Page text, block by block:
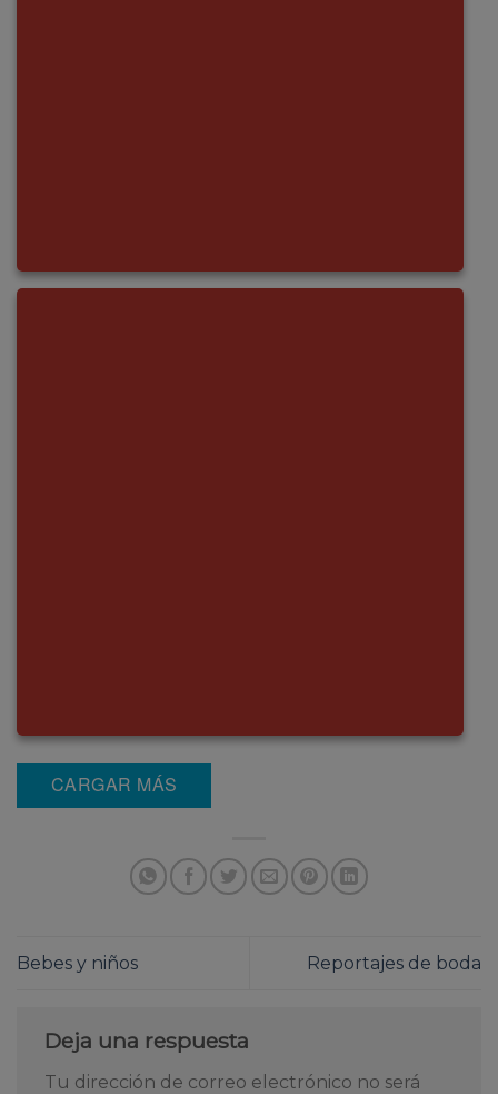
CARGAR MÁS
Bebes y niños Reportajes de boda
Deja una respuesta
Tu dirección de correo electrónico no será